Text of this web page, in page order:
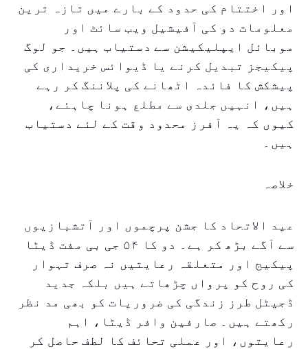
اور اختتام کی حدود کے بارے میں تازہ ترین
معلومات دو کی آفیشیل ویب سائٹ اور
موبائل ایپلیکیشن سے دستیاب ہیں۔ جو لوگ
پیکیجز تبدیل کرنے یا ڈیوائس خریداری کی
پیشکش کا فائدہ اٹھانے کی پلاننگ کر رہے
ہیں، انہیں جلدی سے مطلع ہونا چاہئے،
کیوں کہ یہ آفرز محدود وقت کے لئے دستیاب
ہیں۔
خلاصہ
عید الاتحاد کا جشن پرچموں اور آتشبازیوں
سے آگے بڑھ کر ہے۔ دو کا ۵۴ جی بی مفت ڈیٹا
پیکیج اور متعلقہ رعایتیں نہ صرف تہوار
کی روح کو پرواں چڑھاتے ہیں بلکہ جدید
ڈجیٹل طرز زندگی کی ضروریات کو بھی مد نظر
رکھتے ہیں۔ صارفین وافر ڈیٹا، اہم
رعایتوں، اور عملی تحائف کا لطف حاصل کر